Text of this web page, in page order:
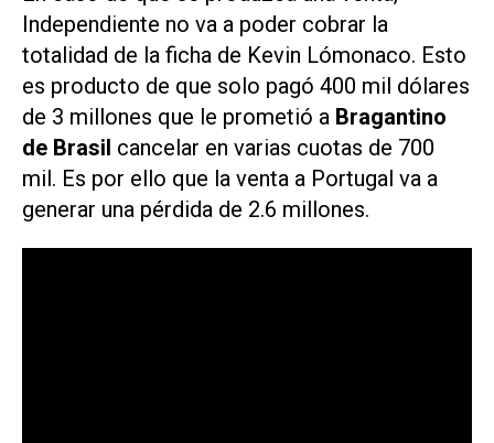
Independiente no va a poder cobrar la
totalidad de la ficha de Kevin Lómonaco. Esto
es producto de que solo pagó 400 mil dólares
de 3 millones que le prometió a Bragantino
de Brasil cancelar en varias cuotas de 700
mil. Es por ello que la venta a Portugal va a
generar una pérdida de 2.6 millones.